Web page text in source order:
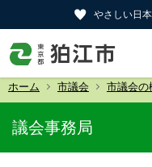
やさしい日
ホーム 市議会 市議会の
議会事務局